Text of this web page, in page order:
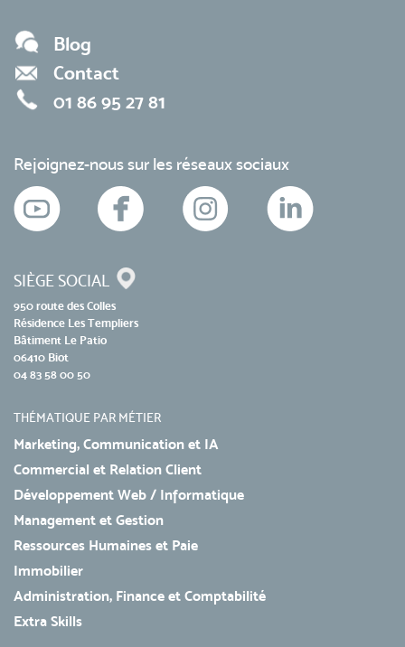
Blog
Contact
01 86 95 27 81
Rejoignez-nous sur les réseaux sociaux
SIÈGE SOCIAL
950 route des Colles
Résidence Les Templiers
Bâtiment Le Patio
06410 Biot
04 83 58 00 50
THÉMATIQUE PAR MÉTIER
Marketing, Communication et IA
Commercial et Relation Client
Développement Web / Informatique
Management et Gestion
Ressources Humaines et Paie
Immobilier
Administration, Finance et Comptabilité
Extra Skills